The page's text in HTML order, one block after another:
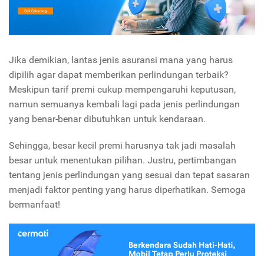
Jika demikian, lantas jenis asuransi mana yang harus
dipilih agar dapat memberikan perlindungan terbaik?
Meskipun tarif premi cukup mempengaruhi keputusan,
namun semuanya kembali lagi pada jenis perlindungan
yang benar-benar dibutuhkan untuk kendaraan.
Sehingga, besar kecil premi harusnya tak jadi masalah
besar untuk menentukan pilihan. Justru, pertimbangan
tentang jenis perlindungan yang sesuai dan tepat sasaran
menjadi faktor penting yang harus diperhatikan. Semoga
bermanfaat!